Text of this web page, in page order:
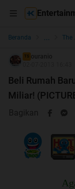
Beranda ...
TS ouranio
Beli Rumah
Miliar!
Bagikan